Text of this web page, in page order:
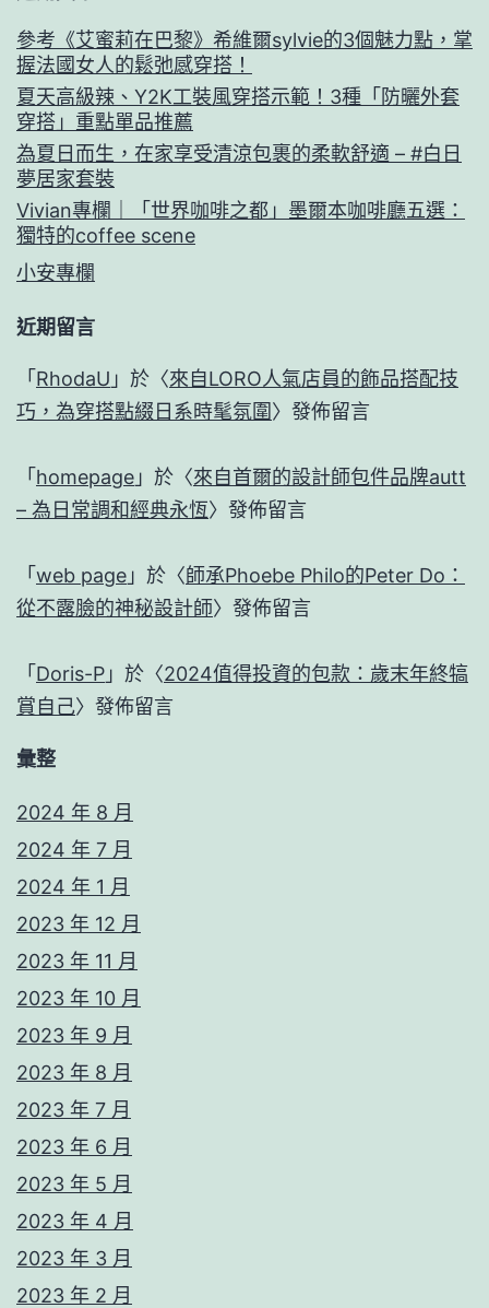
參考《艾蜜莉在巴黎》希維爾sylvie的3個魅力點，掌
握法國女人的鬆弛感穿搭！
夏天高級辣、Y2K工裝風穿搭示範！3種「防曬外套
穿搭」重點單品推薦
為夏日而生，在家享受清涼包裹的柔軟舒適 – #白日
夢居家套裝
Vivian專欄｜「世界咖啡之都」墨爾本咖啡廳五選：
獨特的coffee scene
小安專欄
近期留言
「 RhodaU 」於〈來自LORO人氣店員的飾品搭配技
巧，為穿搭點綴日系時髦氛圍〉發佈留言
「 homepage 」於〈來自首爾的設計師包件品牌autt
– 為日常調和經典永恆〉發佈留言
「 web page 」於〈師承Phoebe Philo的Peter Do：
從不露臉的神秘設計師〉發佈留言
「 Doris-P 」於〈2024值得投資的包款：歲末年終犒
賞自己〉發佈留言
彙整
2024 年 8 月
2024 年 7 月
2024 年 1 月
2023 年 12 月
2023 年 11 月
2023 年 10 月
2023 年 9 月
2023 年 8 月
2023 年 7 月
2023 年 6 月
2023 年 5 月
2023 年 4 月
2023 年 3 月
2023 年 2 月